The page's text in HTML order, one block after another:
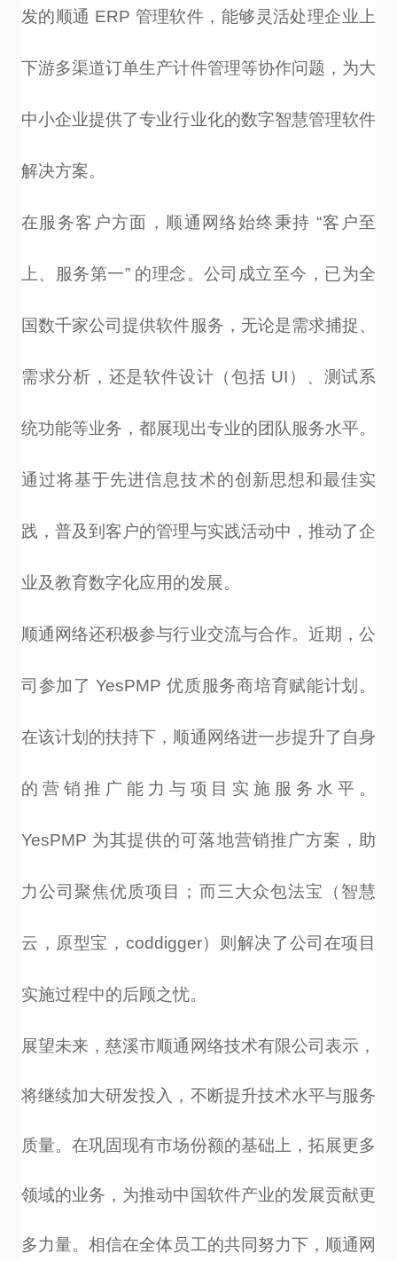
发的顺通 ERP 管理软件，能够灵活处理企业上
下游多渠道订单生产计件管理等协作问题，为大
中小企业提供了专业行业化的数字智慧管理软件
解决方案。
在服务客户方面，顺通网络始终秉持 “客户至
上、服务第一” 的理念。公司成立至今，已为全
国数千家公司提供软件服务，无论是需求捕捉、
需求分析，还是软件设计（包括 UI ）、测试系
统功能等业务，都展现出专业的团队服务水平。
通过将基于先进信息技术的创新思想和最佳实
践，普及到客户的管理与实践活动中，推动了企
业及教育数字化应用的发展。
顺通网络还积极参与行业交流与合作。近期，公
司参加了 YesPMP优质服务商培育赋能计划。
在该计划的扶持下，顺通网络进一步提升了自身
的营销推广能力与项目实施服务水平。
YesPMP 为其提供的可落地营销推广方案，助
力公司聚焦优质项目；而三大众包法宝（智慧
云，原型宝， coddigger）则解决了公司在项目
实施过程中的后顾之忧。
展望未来，慈溪市顺通网络技术有限公司表示，
将继续加大研发投入，不断提升技术水平与服务
质量。在巩固现有市场份额的基础上，拓展更多
领域的业务，为推动中国软件产业的发展贡献更
多力量。相信在全体员工的共同努力下，顺通网